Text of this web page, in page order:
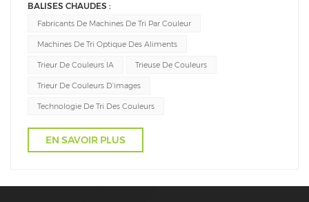
impur… Les défauts de forme et de couleur sont
fréquents. Si ces matières premières sont directement
utilisées pour la transformation ou la vente,...
BALISES CHAUDES :
Fabricants De Machines De Tri Par Couleur
Machines De Tri Optique Des Aliments
Trieur De Couleurs IA Trieuse De Couleurs
Trieur De Couleurs D'images
Technologie De Tri Des Couleurs
EN SAVOIR PLUS